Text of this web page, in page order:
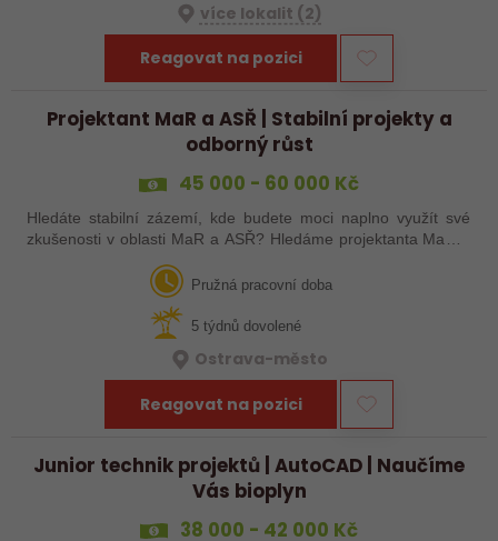
více lokalit (2)
Reagovat na pozici
Projektant MaR a ASŘ | Stabilní projekty a
odborný růst
45 000 - 60 000 Kč
Hledáte stabilní zázemí, kde budete moci naplno využít své
zkušenosti v oblasti MaR a ASŘ? Hledáme projektanta MaR a
ASŘ, který se zapojí do projektování průmyslových technologií
a návrhu technických…
Pružná pracovní doba
5 týdnů dovolené
Ostrava-město
Reagovat na pozici
Junior technik projektů | AutoCAD | Naučíme
Vás bioplyn
38 000 - 42 000 Kč